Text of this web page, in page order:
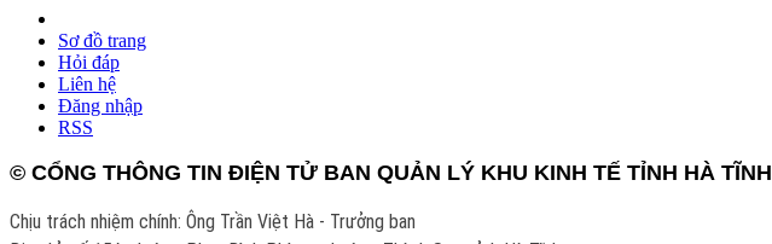
Sơ đồ trang
Hỏi đáp
Liên hệ
Đăng nhập
RSS
© CỔNG THÔNG TIN ĐIỆN TỬ BAN QUẢN LÝ KHU KINH TẾ TỈNH HÀ TĨNH
Chịu trách nhiệm chính: Ông Trần Việt Hà - Trưởng ban